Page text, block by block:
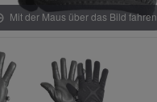
Mit der Maus über das Bild fahren